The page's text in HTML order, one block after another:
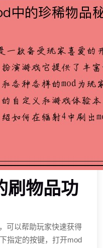
物品功
可以帮助玩家快速获得
指定的按键，打开mod